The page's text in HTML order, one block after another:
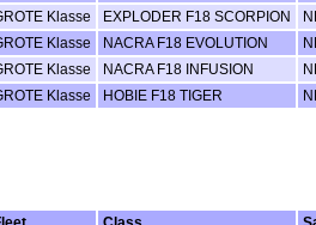
Klasse EXPLODER F18 SCORPION
Klasse NACRA F18 EVOLUTION
Klasse NACRA F18 INFUSION
Klasse HOBIE F18 TIGER